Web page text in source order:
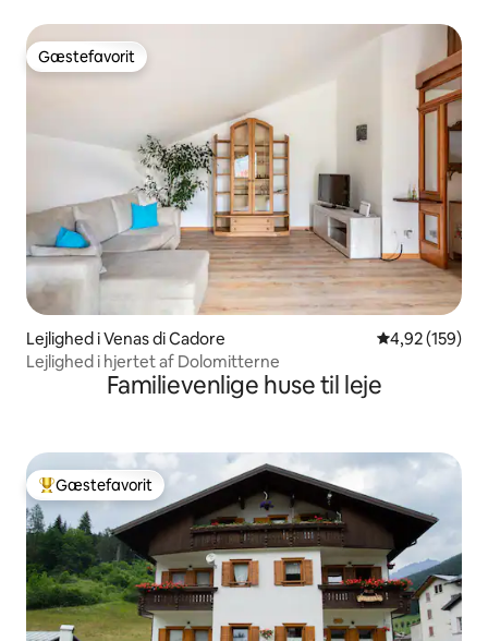
Gæstefavorit
Gæstefavorit
Lejlighed i Venas di Cadore 4,92 ud af 5 i
4,92 (159)
Lejlighed i hjertet af Dolomitterne
Familievenlige huse til leje
Bedste gæstefavorit
Gæstefavorit